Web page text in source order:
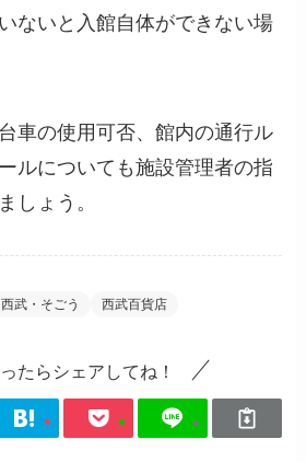
ないと入館自体ができない場
車の使用可否、館内の通行ル
ルについても施設管理者の指
しょう。
西武・そごう 西武百貨店
たらシェアしてね！